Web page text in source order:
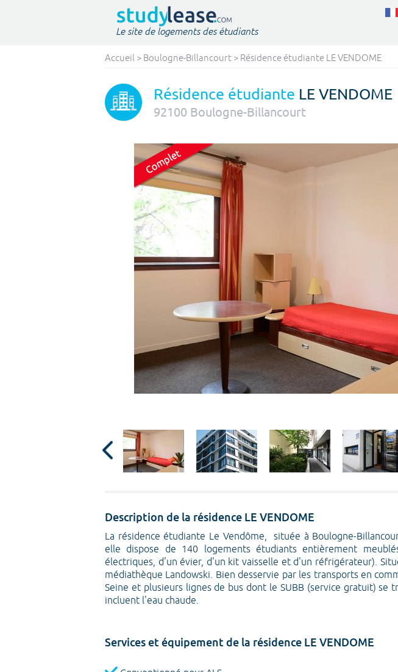
Le site de logements des étudiants
Accueil > Boulogne-Billancourt > Résidence étudiante LE VENDOME
Résidence étudiante LE VENDOME
92100 Boulogne-Billancourt
Description de la résidence LE VENDOME
La résidence étudiante Le Vendôme, située à Boulogne-
elle dispose de 140 logements étudiants entièrement
électriques, d'un évier, d'un kit vaisselle et d'un réfrigérateur).
médiathèque Landowski. Bien desservie par les transports en
Seine et plusieurs lignes de bus dont le SUBB (service gratuit)
incluent l'eau chaude.
Services et équipement de la résidence LE VENDOME